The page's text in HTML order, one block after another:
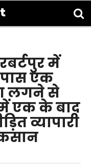
में
एक
लगने से
एक के बाद
व्यापारी